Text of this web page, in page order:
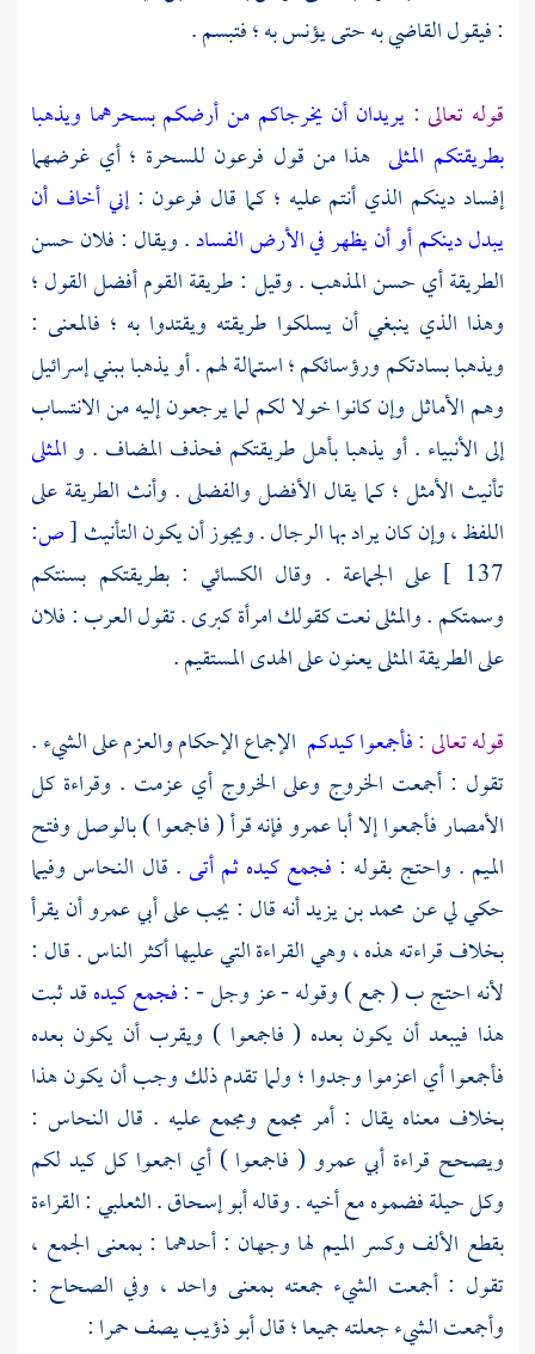
: فيقول القاضي به حتى يؤنس به ؛ فتبسم .
قوله تعالى :يريدان أن يخرجاكم من أرضكم بسحرهما ويذهبا
بطريقتكم المثلى هذا من قول فرعون للسحرة ؛ أي غرضهما
إفساد دينكم الذي أنتم عليه ؛ كما قال فرعون :إني أخاف أن
يبدل دينكم أو أن يظهر في الأرض الفساد. ويقال : فلان حسن
الطريقة أي حسن المذهب . وقيل : طريقة القوم أفضل القول ؛
وهذا الذي ينبغي أن يسلكوا طريقته ويقتدوا به ؛ فالمعنى :
ويذهبا بسادتكم ورؤسائكم ؛ استمالة لهم . أو يذهباببني إسرائيل
وهم الأماثل وإن كانوا خولا لكم لما يرجعون إليه من الانتساب
إلى الأنبياء . أو يذهبا بأهل طريقتكم فحذف المضاف . والمثلى
تأنيث الأمثل ؛ كما يقال الأفضل والفضلى . وأنث الطريقة على
اللفظ ، وإن كان يراد بها الرجال . ويجوز أن يكون التأنيث[ص:
137 ]
على الجماعة . وقال الكسائي : بطريقتكم بسنتكم
وسمتكم . والمثلى نعت كقولك امرأة كبرى . تقول العرب : فلان
على الطريقة المثلى يعنون على الهدى المستقيم .
قوله تعالى :فأجمعوا كيدكم الإجماع الإحكام والعزم على الشيء .
تقول : أجمعت الخروج وعلى الخروج أي عزمت . وقراءة كل
الأمصار فأجمعوا إلاأبا عمروفإنه قرأ ( فاجمعوا ) بالوصل وفتح
الميم . واحتج بقوله : فجمع كيده ثم أتى. قال النحاسوفيما
حكي لي عنمحمد بن يزيدأنه قال : يجب علىأبي عمروأن يقرأ
بخلاف قراءته هذه ، وهي القراءة التي عليها أكثر الناس . قال :
لأنه احتج ب ( جمع ) وقوله - عز وجل - :فجمع كيدهقد ثبت
هذا فيبعد أن يكون بعده ( فاجمعوا ) ويقرب أن يكون بعده
فأجمعوا أي اعزموا وجدوا ؛ ولما تقدم ذلك وجب أن يكون هذا
بخلاف معناه يقال : أمر مجمع ومجمع عليه . قال النحاس :
ويصحح قراءة أبي عمرو ( فاجمعوا ) أي اجمعوا كل كيد لكم
وكل حيلة فضموه مع أخيه . وقالهأبو إسحاق.الثعلبي: القراءة
بقطع الألف وكسر الميم لها وجهان : أحدهما : بمعنى الجمع ،
تقول : أجمعت الشيء جمعته بمعنى واحد ، وفي الصحاح :
وأجمعت الشيء جعلته جميعا ؛ قالأبو ذؤيبيصف حمرا :